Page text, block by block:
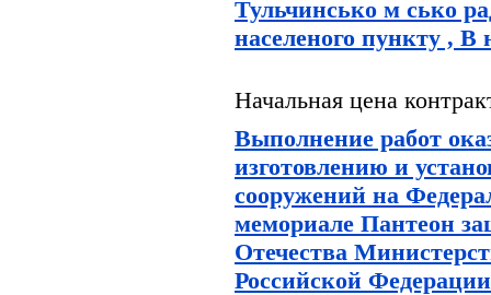
Тульчинсько м сько
населеного пункту , В
Начальная цена
Выполнение работ
изготовлению и
сооружений на
мемориале Пантеон
Отечества
Российской Федерации